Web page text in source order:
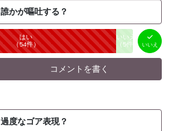
誰かが嘔吐する？
はい
（54件） 未投票
いいえ
（ 5件） いいえ
コメントを書く
過度なゴア表現？